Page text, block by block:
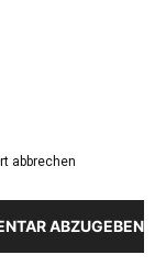
abbrechen
ABZUGEBEN